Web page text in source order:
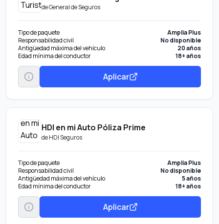
deGeneral de Seguros
Tipo de paquete
Amplia Plus
Responsabilidad civil
No disponible
Antigüedad máxima del vehículo
20 años
Edad mínima del conductor
18+ años
Aplicar
HDI en mi Auto Póliza Prime
deHDI Seguros
Tipo de paquete
Amplia Plus
Responsabilidad civil
No disponible
Antigüedad máxima del vehículo
5 años
Edad mínima del conductor
18+ años
Aplicar